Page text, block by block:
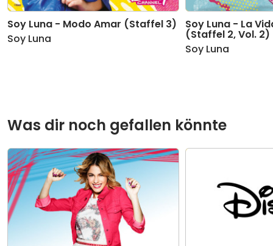
Soy Luna - Modo Amar (Staffel 3)
Soy Luna
Soy Luna - La
(Staffel 2, Vol. 2)
Soy Luna
Was dir noch gefallen könnte